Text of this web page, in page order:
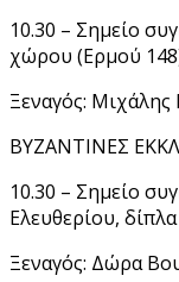
10.30 – Σημείο
χώρου (Ερμού
Ξεναγός: Μιχάλης
ΒΥΖΑΝΤΙΝΕΣ
10.30 – Σημείο
Ελευθερίου,
Ξεναγός: Δώρα